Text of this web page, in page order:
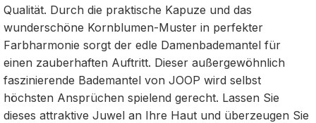
Qualität. Durch die praktische Kapuze und das
wunderschöne Kornblumen-Muster in perfekter
Farbharmonie sorgt der edle Damenbademantel für
einen zauberhaften Auftritt. Dieser außergewöhnlich
faszinierende Bademantel von JOOP wird selbst
höchsten Ansprüchen spielend gerecht. Lassen Sie
dieses attraktive Juwel an Ihre Haut und überzeugen Sie